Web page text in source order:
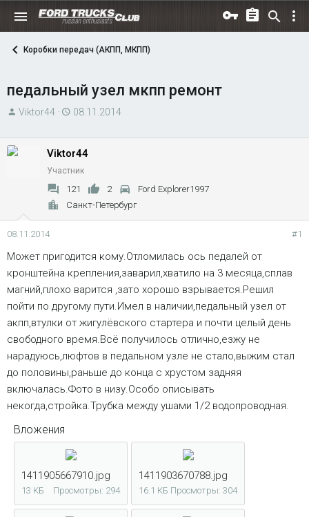
Коробки передач (АКПП, МКПП)
педальный узел мкпп ремонт
А
т
м
ы
Viktor44
Д
т
а
н
а
ч
а
08.11.2014
Viktor44
Участник
121 2
Ford Explorer1997
Санкт-Петербург
08.11.2014 #1
Может пригодится кому.Отломилась ось педалей от
кронштейна крепления,заварил,хватило на 3 месяца,сплав
магний,плохо варится ,зато хорошо взрывается.Решил
пойти по другому пути.Имел в наличии,педальный узел от
акпп,втулки от жигулёвского стартера и почти целый день
свободного время.Всё получилось отлично,езжу не
нарадуюсь,люфтов в педальном узле не стало,выжим стал
до половины,раньше до конца с хрустом задняя
включалась.Фото в низу.Особо описывать
некогда,стройка.Трубка между ушами 1/2 водопроводная.
Вложения
1411905667910.jpg
13 КБ Просмотры: 294
1411903670788.jpg
16.1 КБ Просмотры: 304